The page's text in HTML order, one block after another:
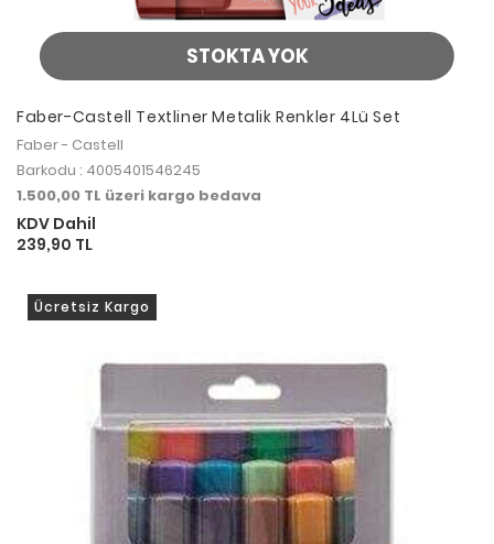
STOKTA YOK
Faber-Castell Textliner Metalik Renkler 4Lü Set
Faber - Castell
Barkodu : 4005401546245
1.500,00 TL üzeri kargo bedava
KDV Dahil
239,90 TL
Ücretsiz Kargo